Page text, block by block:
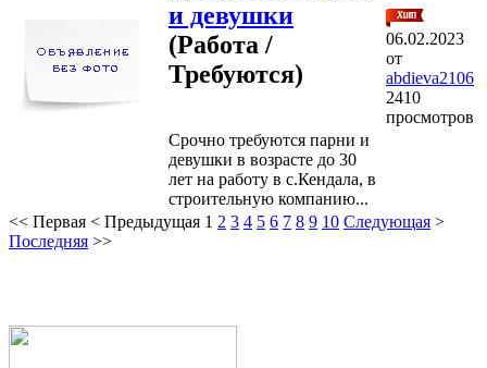
и девушки
(Работа /
Требуются)
Срочно требуются парни и
девушки в возрасте до 30
лет на работу в с.Кендала, в
строительную компанию...
06.02.2023
от
abdieva2106
2410
просмотров
<< Первая < Предыдущая 1 2 3 4 5 6 7 8 9 10 Следующая >
Последняя >>